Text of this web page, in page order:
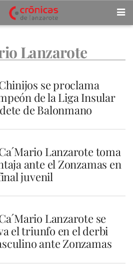
Lanzarote
se proclama
de la Liga Insular
de Balonmano
Lanzarote toma
ante el Zonzamas en
juvenil
Lanzarote se
el triunfo en el derbi
ante Zonzamas